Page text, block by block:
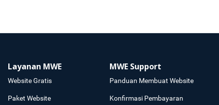
Layanan MWE
Website Gratis
Paket Website
MWE Support
Panduan Membuat Website
Konfirmasi Pembayaran